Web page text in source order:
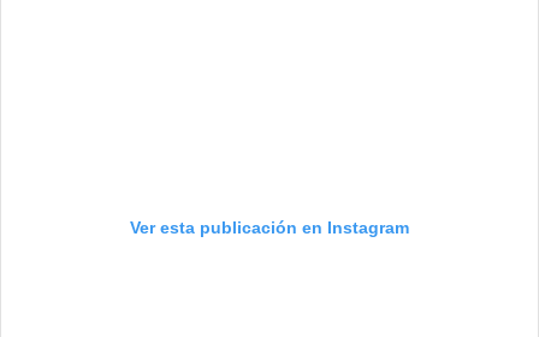
Ver esta publicación en Instagram